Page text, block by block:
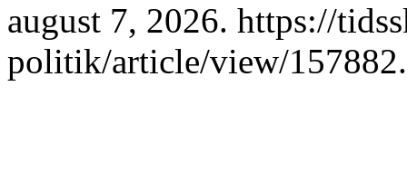
august 7, 2026. https://
politik/article/view/157882.